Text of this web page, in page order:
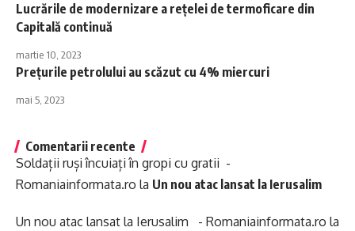
Lucrările de modernizare a reţelei de termoficare din
Capitală continuă
martie 10, 2023
Preţurile petrolului au scăzut cu 4% miercuri
mai 5, 2023
Comentarii recente
Soldații ruși încuiați în gropi cu gratii -
Romaniainformata.ro la Un nou atac lansat la Ierusalim
Un nou atac lansat la Ierusalim - Romaniainformata.ro la